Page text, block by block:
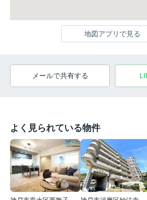
地図アプリで見る
メールで共有する
よく見られている物件